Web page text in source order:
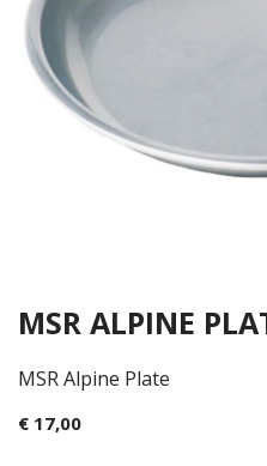
MSR ALPINE
MSR Alpine Plate
€ 17,00